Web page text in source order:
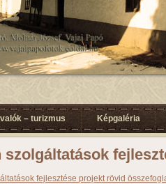
– turizmus Képgaléria
szolgáltatások
fejlesztése projekt rövid